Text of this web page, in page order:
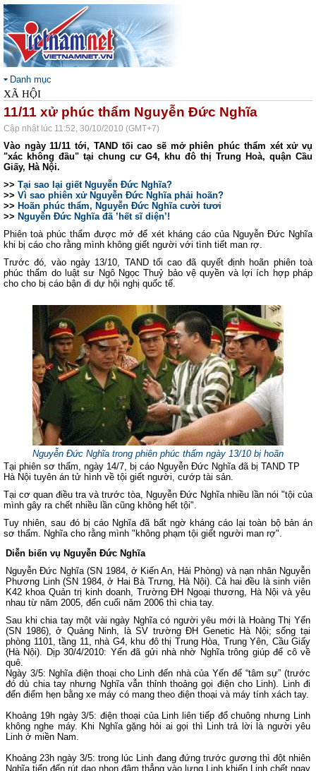
Danh mục
XÃ HỘI
11/11 xử phúc thẩm Nguyễn Đức Nghĩa
Cập nhật lúc 11:52, 30/10/2010 (GMT+7)
Vào ngày 11/11 tới, TAND tối cao sẽ mở phiên phúc thẩm xét xử vụ
"xác không đầu" tại chung cư G4, khu đô thị Trung Hoà, quận Cầu
Giấy, Hà Nội.
>> Tại sao lại giết Nguyễn Đức Nghĩa?
>> Vì sao phiên xử Nguyễn Đức Nghĩa phải hoãn?
>> Hoãn phúc thẩm, Nguyễn Đức Nghĩa cười tươi
>> Nguyễn Đức Nghĩa đã ’hết sĩ diện’!
Phiên toà phúc thẩm được mở để xét kháng cáo của Nguyễn Đức Nghĩa
khi bị cáo cho rằng mình không giết người với tình tiết man rợ.
Trước đó, vào ngày 13/10, TAND tối cao đã quyết định hoãn phiên toà
phúc thẩm do luật sư Ngô Ngọc Thuỷ bảo vệ quyền và lợi ích hợp pháp
cho cho bị cáo bận đi dự hội nghị quốc tế.
Nguyễn Đức Nghĩa trong phiên phúc thẩm ngày 13/10 bị hoãn
Tại phiên sơ thẩm, ngày 14/7, bị cáo Nguyễn Đức Nghĩa đã bị TAND TP
Hà Nội tuyên án tử hình về tội giết người, cướp tài sản.
Tại cơ quan điều tra và trước tòa, Nguyễn Đức Nghĩa nhiều lần nói "tội của
mình gây ra chết nhiều lần cũng không hết tội".
Tuy nhiên, sau đó bị cáo Nghĩa đã bất ngờ kháng cáo lại toàn bộ bản án
sơ thẩm. Nghĩa cho rằng mình "không phạm tội giết người man rợ".
Diễn biến vụ Nguyễn Đức Nghĩa
Nguyễn Đức Nghĩa (SN 1984, ở Kiến An, Hải Phòng) và nạn nhân Nguyễn
Phương Linh (SN 1984, ở Hai Bà Trưng, Hà Nội). Cả hai đều là sinh viên
K42 khoa Quản trị kinh doanh, Trường ĐH Ngoại thương, Hà Nội và yêu
nhau từ năm 2005, đến cuối năm 2006 thì chia tay.
Sau khi chia tay một vài ngày Nghĩa có người yêu mới là Hoàng Thị Yến
(SN 1986), ở Quảng Ninh, là SV trường ĐH Genetic Hà Nội; sống tại
phòng 1101, tầng 11, nhà G4, khu đô thị Trung Hòa, Trung Yên, Cầu Giấy
(Hà Nội). Dịp 30/4/2010: Yến đã gửi nhà nhờ Nghĩa trông giúp để cô về
quê.
Ngày 3/5: Nghĩa điện thoại cho Linh đến nhà của Yến để “tâm sự” (trước
đó dù chia tay nhưng Nghĩa vẫn thỉnh thoảng gọi điện cho Linh). Linh đi
đến điểm hẹn bằng xe máy có mang theo điện thoại và máy tính xách tay.
Khoảng 19h ngày 3/5: điện thoại của Linh liên tiếp đổ chuông nhưng Linh
không nghe máy. Khi Nghĩa gặng hỏi ai gọi thì Linh trả lời là người yêu
Linh ở miền Nam.
Khoảng 23h ngày 3/5: trong lúc Linh đang đứng trước gương thì đột nhiên
Nghĩa tiến đến rút dao nhọn đâm thẳng vào lưng Linh khiến Linh chết ngay